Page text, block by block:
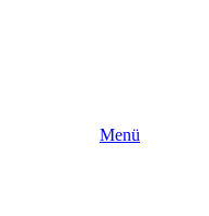
Menü